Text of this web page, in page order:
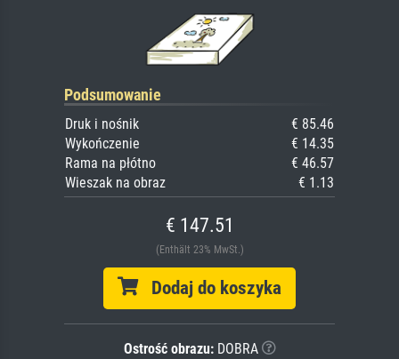
Podsumowanie
Druk i nośnik
€ 85.46
Wykończenie
€ 14.35
Rama na płótno
€ 46.57
Wieszak na obraz
€ 1.13
€ 147.51
(Enthält 23% MwSt.)
Dodaj do koszyka
Ostrość obrazu:DOBRA